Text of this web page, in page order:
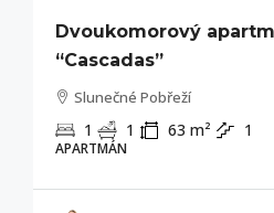
Dvoukomorový
“Cascadas”
Slunečné Pobřeží
1 1 63 m² 1
APARTMÁN